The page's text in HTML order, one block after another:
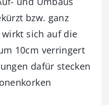
bzw. ganz
wirkt sich auf die
10cm verringert
dafür stecken